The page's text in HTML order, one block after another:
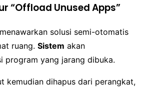
“Offload Unused Apps”
solusi semi-otomatis
ruang. Sistem akan
program yang jarang dibuka.
kemudian dihapus dari perangkat,